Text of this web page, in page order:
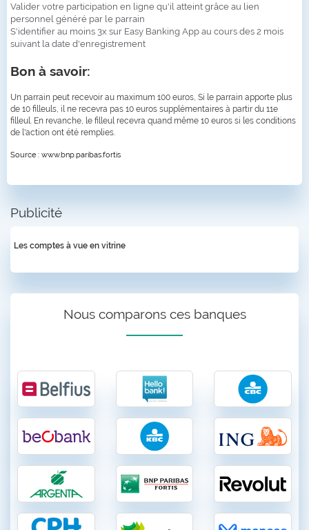
Valider votre participation en ligne qu'il atteint grâce au lien
personnel généré par le parrain
S'identifier au moins 3x sur Easy Banking App au cours des 2 mois
suivant la date d'enregistrement
Bon à savoir:
Un parrain peut recevoir au maximum 100 euros, Si le parrain apporte plus
de 10 filleuls, il ne recevra pas 10 euros supplémentaires à partir du 11e
filleul. En revanche, le filleul recevra quand même 10 euros si les conditions
de l'action ont été remplies.
Source : www.bnp.paribas.fortis
Publicité
Les comptes à vue en vitrine
Nous comparons ces banques